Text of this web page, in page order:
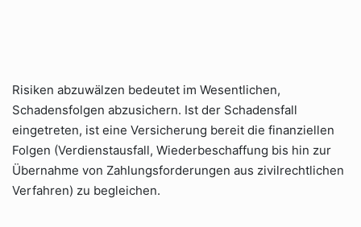
Risiken abzuwälzen bedeutet im Wesentlichen,
Schadensfolgen abzusichern. Ist der Schadensfall
eingetreten, ist eine Versicherung bereit die finanziellen
Folgen (Verdienstausfall, Wiederbeschaffung bis hin zur
Übernahme von Zahlungsforderungen aus zivilrechtlichen
Verfahren) zu begleichen.